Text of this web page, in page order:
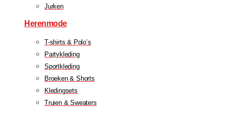
Jurken
Herenmode
T-shirts & Polo’s
Partykleding
Sportkleding
Broeken & Shorts
Kledingsets
Truien & Sweaters